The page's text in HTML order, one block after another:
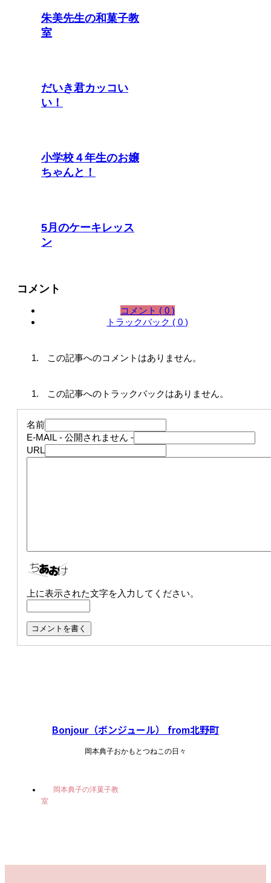
朱美先生の和菓子教
室
だいき君カッコい
い！
小学校４年生のお嬢
ちゃんと！
5月のケーキレッス
ン
コメント
コメント ( 0 )
トラックバック ( 0 )
この記事へのコメントはありません。
この記事へのトラックバックはありません。
名前
E-MAIL - 公開されません -
URL
上に表示された文字を入力してください。
Bonjour（ボンジュール） from北野町
岡本典子おかもとつねこの日々
岡本典子の洋菓子教
室